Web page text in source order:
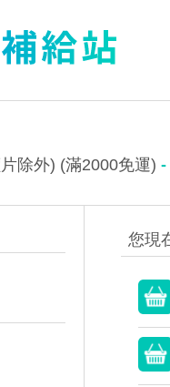
除外) (滿2000免運) -